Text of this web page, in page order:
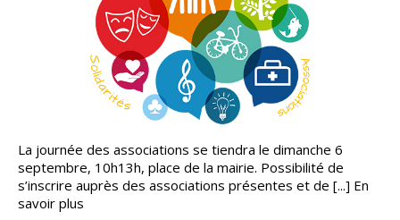
La journée des associations se tiendra le dimanche 6
septembre, 10h13h, place de la mairie. Possibilité de
s’inscrire auprès des associations présentes et de [...] En
savoir plus